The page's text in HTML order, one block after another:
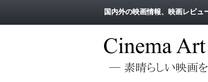
国内外の映画情報、映画レビュ
国内外の映画情報、映画レビュ